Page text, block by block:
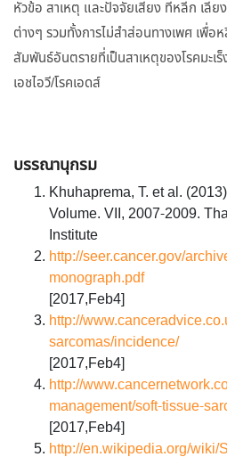
หัวข้อ สาเหตุ และปัจจัยเสี่ยง ที่หลีก เลี่ย
ต่างๆ รวมทั้งการไม่สำส่อนทางเพศ เพื่อ
สัมพันธ์อันตรายที่เป็นสาเหตุของโรคมะเร็
เอชไอวี/โรคเอดส์
บรรณานุกรม
Khuhaprema, T. et al.
Volume. VII, 2007-2009.
Institute
http://seer.cancer.gov/
monograph.pdf
[2017,Feb4]
http://
sarcomas/incidence/
[2017,Feb4]
http://
management/soft-tissue-
[2017,Feb4]
http://en.wikipedia.org/wiki/